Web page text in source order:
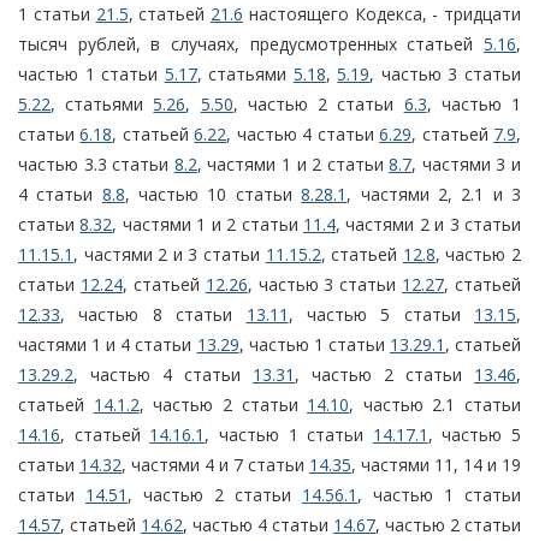
1 статьи 21.5, статьей 21.6 настоящего Кодекса, - тридцати
тысяч рублей, в случаях, предусмотренных статьей 5.16,
частью 1 статьи 5.17, статьями 5.18,5.19, частью 3 статьи
5.22, статьями5.26, 5.50, частью 2 статьи 6.3, частью 1
статьи6.18, статьей6.22, частью 4 статьи6.29, статьей 7.9,
частью 3.3 статьи 8.2, частями 1 и 2 статьи8.7, частями 3 и
4 статьи 8.8, частью 10 статьи8.28.1 , частями 2, 2.1 и 3
статьи8.32, частями 1 и 2 статьи 11.4, частями 2 и 3 статьи
11.15.1 , частями 2 и 3 статьи 11.15.2, статьей 12.8, частью 2
статьи 12.24, статьей 12.26, частью 3 статьи 12.27, статьей
12.33, частью 8 статьи 13.11 , частью 5 статьи 13.15,
частями 1 и 4 статьи 13.29, частью 1 статьи 13.29.1 , статьей
13.29.2, частью 4 статьи 13.31 , частью 2 статьи 13.46,
статьей 14.1.2, частью 2 статьи 14.10, частью 2.1 статьи
14.16, статьей 14.16.1 , частью 1 статьи 14.17.1 , частью 5
статьи 14.32, частями 4 и 7 статьи 14.35, частями 11, 14 и 19
статьи 14.51 , частью 2 статьи 14.56.1 , частью 1 статьи
14.57, статьей 14.62, частью 4 статьи 14.67, частью 2 статьи